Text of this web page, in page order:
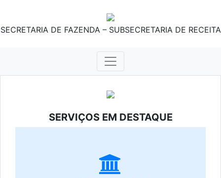
SECRETARIA DE FAZENDA – SUBSECRETARIA DE RECEITA
SERVIÇOS EM DESTAQUE